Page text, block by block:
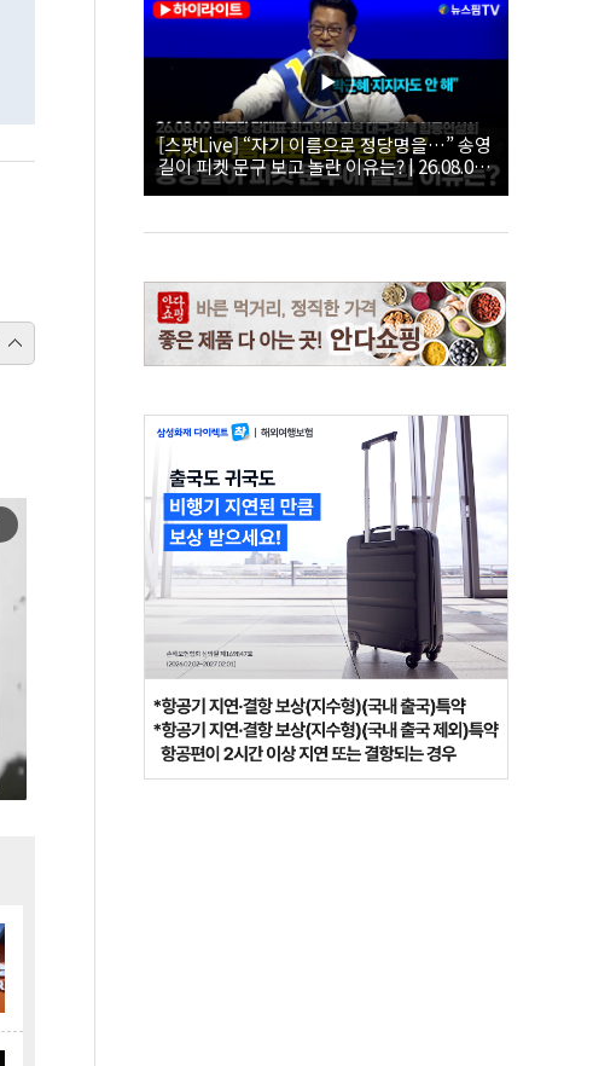
[스팟Live] “자기 이름으로 정당명을…” 송영
길이 피켓 문구 보고 놀란 이유는? | 26.08.09
더불어민주당 당대표·최고위원 후보 대구·경